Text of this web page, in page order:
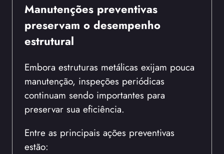
Manutenções preventivas
preservam o desempenho
estrutural
Embora estruturas metálicas exijam pouca
manutenção, inspeções periódicas
continuam sendo importantes para
preservar sua eficiência.
Entre as principais ações preventivas
estão: